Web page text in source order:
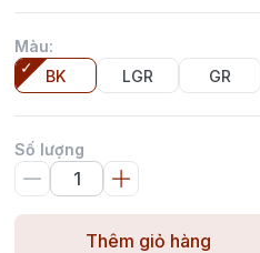
Màu:
BK
LGR GR
Số lượng
Thêm giỏ hàng